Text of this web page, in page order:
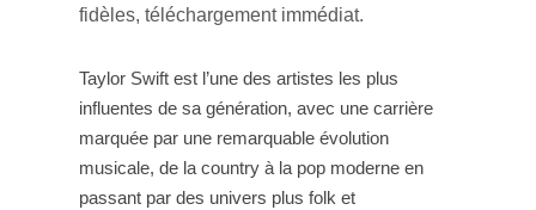
fidèles, téléchargement immédiat.
Taylor Swift est l’une des artistes les plus
influentes de sa génération, avec une carrière
marquée par une remarquable évolution
musicale, de la country à la pop moderne en
passant par des univers plus folk et